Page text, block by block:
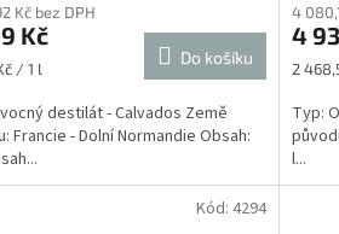
Kč bez DPH
Kč
/ 1 l
Do košíku
destilát - Calvados Země
Francie - Dolní Normandie Obsah:
4
4
Měrná
2
Typ:
l...
Kód: 4294